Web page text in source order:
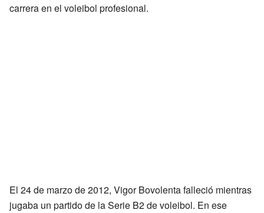
carrera en el voleibol profesional.
El 24 de marzo de 2012, Vigor Bovolenta falleció mientras
jugaba un partido de la Serie B2 de voleibol. En ese